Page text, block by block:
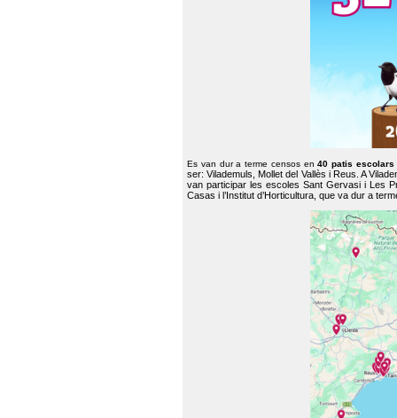
Es van dur a terme censos en40 patis escolars
ser: Vilademuls, Mollet del Vallès i Reus. A
van participar les escoles Sant Gervasi i Les
Casas i l’Institut d’Horticultura, que va dur a